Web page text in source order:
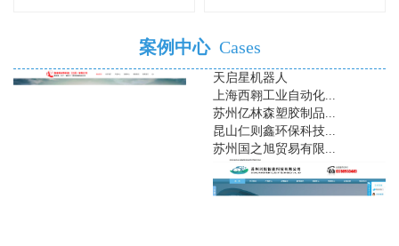
案例中心 Cases
天启星机器人
上海西翱工业自动化...
苏州亿林森塑胶制品...
昆山仁则鑫环保科技...
苏州国之旭贸易有限...